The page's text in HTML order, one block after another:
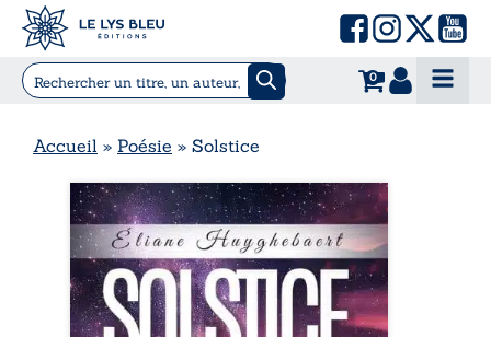
0
Accueil » Poésie » Solstice